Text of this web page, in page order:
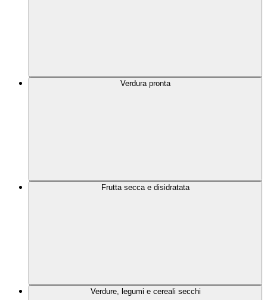
Verdura pronta
Frutta secca e disidratata
Verdure, legumi e cereali secchi